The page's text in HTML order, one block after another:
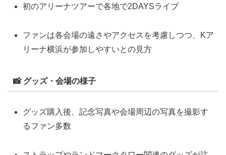
初のアリーナツアーで各地で2DAYSライブ
ファンは各会場の遠さやアクセスを考慮しつつ、Kア
リーナ横浜が参加しやすいとの見方
📸 グッズ・会場の様子
グッズ購入後、記念写真や会場周辺の写真を撮影す
るファン多数